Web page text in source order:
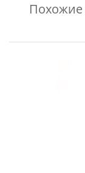
Похожие